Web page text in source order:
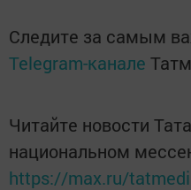
Следите за самым
Telegram-канале
Читайте новости
национальном
https://max.ru/